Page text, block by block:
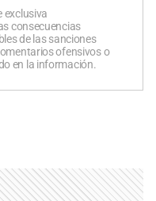
exclusiva
consecuencias
de las sanciones
ofensivos o
en la información.